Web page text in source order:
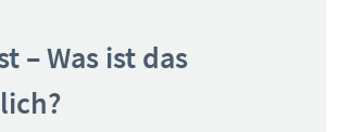
– Was ist das